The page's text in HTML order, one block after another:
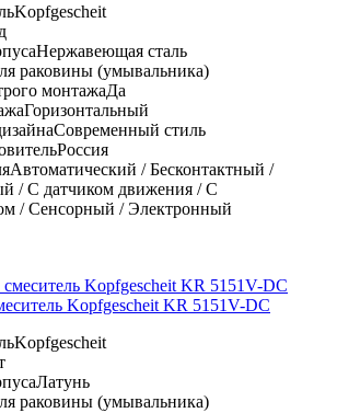
Kopfgescheit
Нержавеющая сталь
раковины (умывальника)
монтажаДа
Горизонтальный
Современный стиль
Россия
Автоматический / Бесконтактный /
/ С датчиком движения / С
/ Сенсорный / Электронный
Kopfgescheit KR 5151V-DC
Kopfgescheit
Латунь
раковины (умывальника)